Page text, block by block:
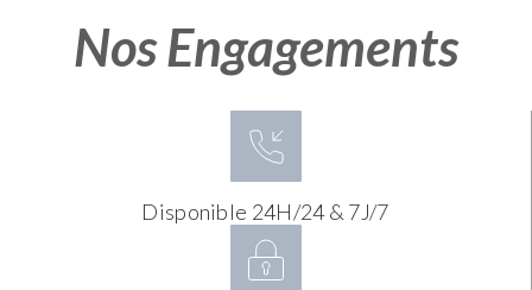
Nos Engagements
Disponible 24H/24 & 7J/7